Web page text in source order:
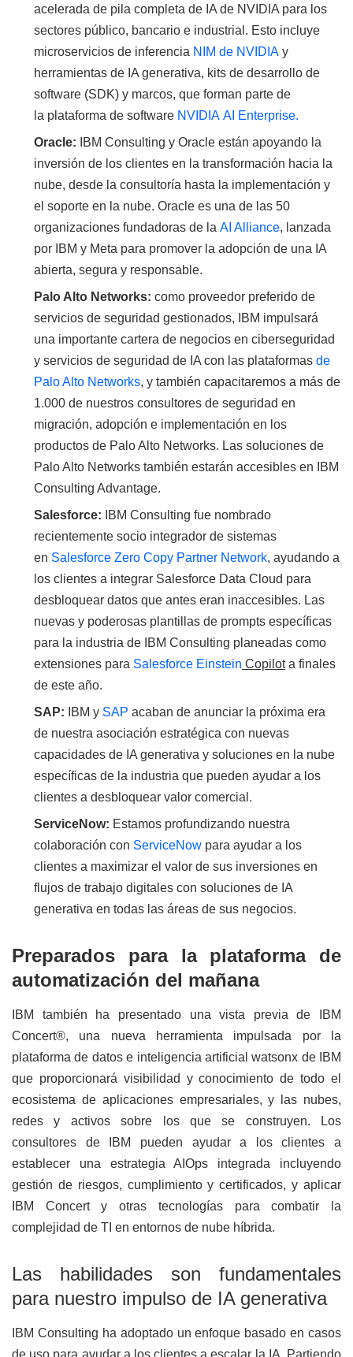
acelerada de pila completa de IA de NVIDIA para los
sectores público, bancario e industrial. Esto incluye
microservicios de inferencia NIM de NVIDIA y
herramientas de IA generativa, kits de desarrollo de
software (SDK) y marcos, que forman parte de
la plataforma de software NVIDIA AI Enterprise.
Oracle:
IBM Consulting y Oracle están apoyando la
inversión de los clientes en la transformación hacia la
nube, desde la consultoría hasta la implementación y
el soporte en la nube. Oracle es una de las 50
organizaciones fundadoras de la AI Alliance, lanzada
por IBM y Meta para promover la adopción de una IA
abierta, segura y responsable.
Palo Alto Networks: como proveedor preferido de
servicios de seguridad gestionados, IBM impulsará
una importante cartera de negocios en ciberseguridad
y servicios de seguridad de IA con las plataformas de
Palo Alto Networks, y también capacitaremos a más de
1.000 de nuestros consultores de seguridad en
migración, adopción e implementación en los
productos de Palo Alto Networks. Las soluciones de
Palo Alto Networks también estarán accesibles en IBM
Consulting Advantage.
Salesforce: IBM Consulting fue nombrado
recientemente socio integrador de sistemas
en Salesforce Zero Copy Partner Network, ayudando a
los clientes a integrar Salesforce Data Cloud para
desbloquear datos que antes eran inaccesibles. Las
nuevas y poderosas plantillas de prompts específicas
para la industria de IBM Consulting planeadas como
extensiones para Salesforce Einstein Copilota finales
de este año.
SAP: IBM y SAP acaban de anunciar la próxima era
de nuestra asociación estratégica con nuevas
capacidades de IA generativa y soluciones en la nube
específicas de la industria que pueden ayudar a los
clientes a desbloquear valor comercial.
ServiceNow: Estamos profundizando nuestra
colaboración con ServiceNow para ayudar a los
clientes a maximizar el valor de sus inversiones en
flujos de trabajo digitales con soluciones de IA
generativa en todas las áreas de sus negocios.
Preparados para la plataforma de
automatización del mañana
IBM también ha presentado una vista previa de IBM
Concert®, una nueva herramienta impulsada por la
plataforma de datos e inteligencia artificial watsonx de IBM
que proporcionará visibilidad y conocimiento de todo el
ecosistema de aplicaciones empresariales, y las nubes,
redes y activos sobre los que se construyen. Los
consultores de IBM pueden ayudar a los clientes a
establecer una estrategia AIOps integrada incluyendo
gestión de riesgos, cumplimiento y certificados, y aplicar
IBM Concert y otras tecnologías para combatir la
complejidad de TI en entornos de nube híbrida.
Las habilidades son fundamentales
para nuestro impulso de IA generativa
IBM Consulting ha adoptado un enfoque basado en casos
de uso para ayudar a los clientes a escalar la IA. Partiendo